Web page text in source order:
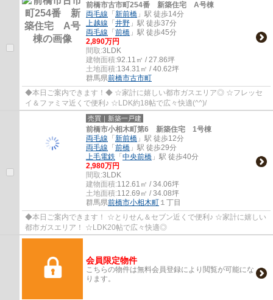
前橋市古市町254番 新築住宅 A号棟
両毛線 「 新前橋 」駅 徒歩14分
上越線 「 井野 」駅 徒歩37分
両毛線 「 前橋 」駅 徒歩45分
2,890万円
間取:3LDK
建物面積:92.11㎡ / 27.86坪
土地面積:134.31㎡ / 40.62坪
群馬県前橋市古市町
◆本日ご案内できます！◆ ☆家計に嬉しい都市ガスエリア◎ ☆フレッセ
イ＆ファミマ近くで便利♪ ☆LDK約18帖で広々快適(^^)/
売買｜新築一戸建
前橋市小相木町第6 新築住宅 1号棟
両毛線 「 新前橋 」駅 徒歩12分
両毛線 「 前橋 」駅 徒歩29分
上毛電鉄 「 中央前橋 」駅 徒歩40分
2,980万円
間取:3LDK
建物面積:112.61㎡ / 34.06坪
土地面積:112.69㎡ / 34.08坪
群馬県前橋市小相木町 １丁目
◆本日ご案内できます！ ☆とりせん＆セブン近くで便利♪ ☆家計に嬉しい
都市ガスエリア！ ☆LDK20帖で広々快適◎
会員限定物件
こちらの物件は無料会員登録により閲覧が可能にな
ります。